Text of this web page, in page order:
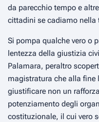
da parecchio tempo e
cittadini se cadiamo nella
Si pompa qualche vero o
lentezza della giustizia
Palamara, peraltro
magistratura che alla fine
giustificare non un
potenziamento degli
costituzionale, il cui vero